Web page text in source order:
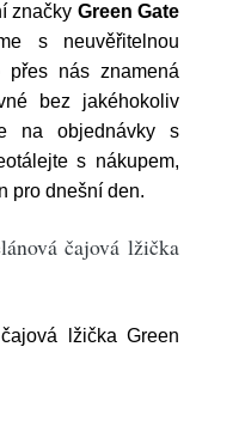
značky Green Gate
s neuvěřitelnou
přes nás znamená
bez jakéhokoliv
na objednávky s
s nákupem,
pro dnešní den.
čajová lžička
lžička Green